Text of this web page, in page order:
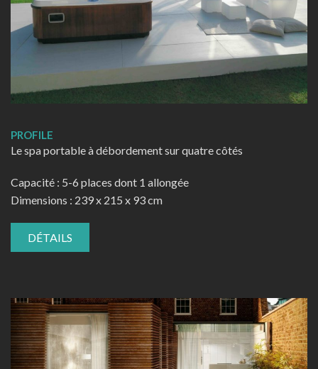
PROFILE
Le spa portable à débordement sur quatre côtés
Capacité : 5-6 places dont 1 allongée
Dimensions : 239 x 215 x 93 cm
DÉTAILS